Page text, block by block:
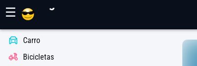
☰
Carro
Bicicletas